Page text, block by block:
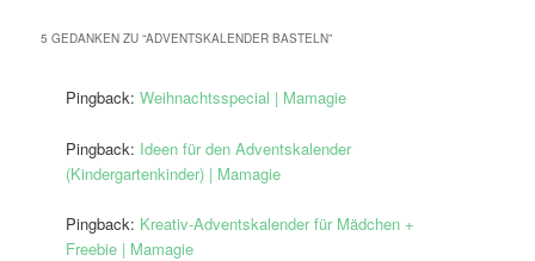
5 GEDANKEN ZU “ADVENTSKALENDER BASTELN”
Pingback:Weihnachtsspecial | Mamagie
Pingback: Ideen für den Adventskalender
(Kindergartenkinder) | Mamagie
Pingback: Kreativ-Adventskalender für Mädchen +
Freebie | Mamagie